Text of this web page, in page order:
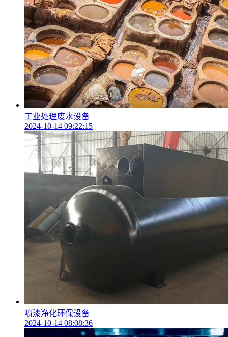
工业处理废水设备
2024-10-14 09:22:15
喷漆净化环保设备
2024-10-14 08:08:36